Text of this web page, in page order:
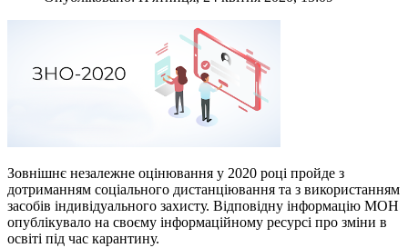
Зовнішнє незалежне оцінювання у 2020 році пройде з
дотриманням соціального дистанціювання та з використанням
засобів індивідуального захисту. Відповідну інформацію МОН
опублікувало на своєму інформаційному ресурсі про зміни в
освіті під час карантину.